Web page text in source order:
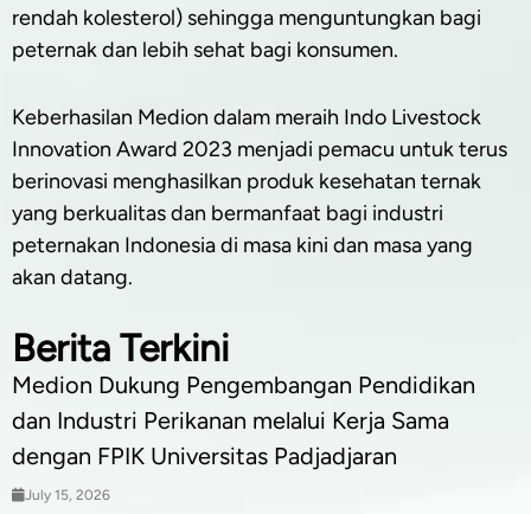
Berita Terkini
Medion Dukung Pengembangan Pendidikan
dan Industri Perikanan melalui Kerja Sama
dengan FPIK Universitas Padjadjaran
July 15, 2026
rendah kolesterol) sehingga menguntungkan bagi
peternak dan lebih sehat bagi konsumen.
Keberhasilan Medion dalam meraih Indo Livestock
Innovation Award 2023 menjadi pemacu untuk terus
berinovasi menghasilkan produk kesehatan ternak
yang berkualitas dan bermanfaat bagi industri
peternakan Indonesia di masa kini dan masa yang
akan datang.